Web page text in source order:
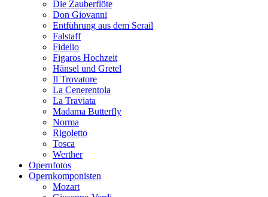
Die Zauberflöte
Don Giovanni
Entführung aus dem Serail
Falstaff
Fidelio
Figaros Hochzeit
Hänsel und Gretel
Il Trovatore
La Cenerentola
La Traviata
Madama Butterfly
Norma
Rigoletto
Tosca
Werther
Opernfotos
Opernkomponisten
Mozart